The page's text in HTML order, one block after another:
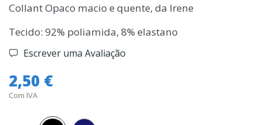
Collant Opaco macio e quente, da Irene
Tecido: 92% poliamida, 8% elastano
Escrever uma Avaliação
2,50 €
Com IVA
Preto